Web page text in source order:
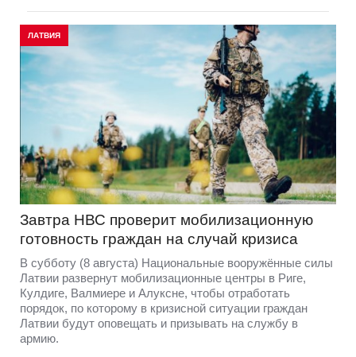
ЛАТВИЯ
Завтра НВС проверит мобилизационную
готовность граждан на случай кризиса
В субботу (8 августа) Национальные вооружённые силы
Латвии развернут мобилизационные центры в Риге,
Кулдиге, Валмиере и Алуксне, чтобы отработать
порядок, по которому в кризисной ситуации граждан
Латвии будут оповещать и призывать на службу в
армию.